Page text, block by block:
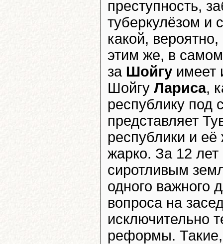
преступность,
туберкулёзом и
какой,
этим же, в самом
за Шойгу имеет
Шойгу Лариса,
республику под
представляет
республики и её
жарко. За 12
сиротливым
одного важного
вопроса на
исключительно
реформы. Такие,